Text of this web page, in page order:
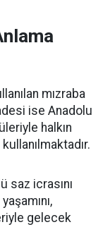
mızraba
ise Anadolu
halkın
saz icrasını
gelecek